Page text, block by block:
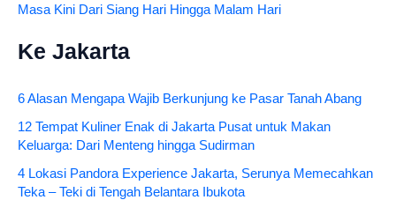
Masa Kini Dari Siang Hari Hingga Malam Hari
Ke Jakarta
6 Alasan Mengapa Wajib Berkunjung ke Pasar Tanah Abang
12 Tempat Kuliner Enak di Jakarta Pusat untuk Makan
Keluarga: Dari Menteng hingga Sudirman
4 Lokasi Pandora Experience Jakarta, Serunya Memecahkan
Teka – Teki di Tengah Belantara Ibukota